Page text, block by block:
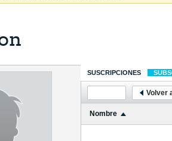
SUSCRIPCIONES
Volver
Nombre